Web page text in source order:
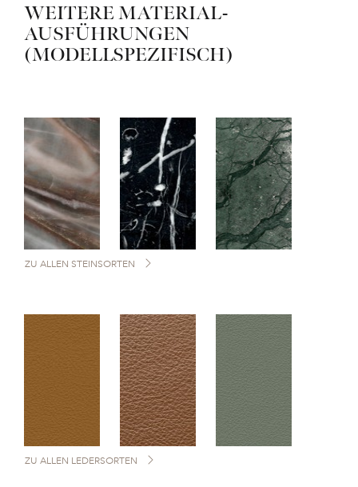
WEITERE MATERIAL-
AUSFÜHRUNGEN
(MODELLSPEZIFISCH)
ZU ALLEN STEINSORTEN
ZU ALLEN LEDERSORTEN